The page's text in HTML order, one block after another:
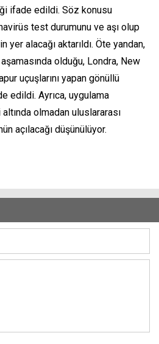
ifade edildi. Söz konusu
test durumunu ve aşı olup
yer alacağı aktarıldı. Öte yandan,
aşamasında olduğu, Londra, New
uçuşlarını yapan gönüllü
edildi. Ayrıca, uygulama
olmadan uluslararası
açılacağı düşünülüyor.